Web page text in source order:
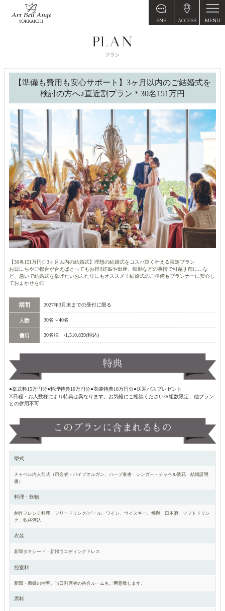
SNS ACCESS MENU
【準備も費用も安心サポート】3ヶ月以内のご結婚式を
検討の方へ♪直近割プラン＊30名151万円
【30名151万円◇3ヶ月以内の結婚式】理想の結婚式をコスパ良く叶える限定プラン
お日にちやご都合が合えばとってもお得!!妊娠や出産、転勤などの事情で引越す前に…な
ど、急いで結婚式を挙げたいおふたりにもオススメ！結婚式のご準備もプランナーに安心し
ておまかせを◎
2027年3月末までの受付に限る
30名～40名
30名様 \1,510,839(税込)
●挙式料15万円分●料理特典10万円分●衣装特典10万円分●送迎バスプレゼント
※日程・お人数様により特典は異なります。お気軽にご相談ください※組数限定、他プラン
との併用不可
挙式
チャペル内人前式（司会者・パイプオルガン、ハープ奏者・シンガー・チャペル装花・結婚証明
書）
料理・飲物
創作フレンチ料理、フリードリンク/ビール、ワイン、ウイスキー、焼酎、日本酒、ソフトドリン
ク、乾杯酒込
衣装
新郎タキシード・新婦ウエディングドレス
控室料
新郎・新婦の控室。当日列席者の待合ルームもご用意致します。
席料